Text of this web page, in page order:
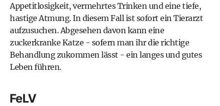
Appetitlosigkeit, vermehrtes Trinken und eine tiefe,
hastige Atmung. In diesem Fall ist sofort ein Tierarzt
aufzusuchen. Abgesehen davon kann eine
zuckerkranke Katze - sofern man ihr die richtige
Behandlung zukommen lässt - ein langes und gutes
Leben führen.
FeLV